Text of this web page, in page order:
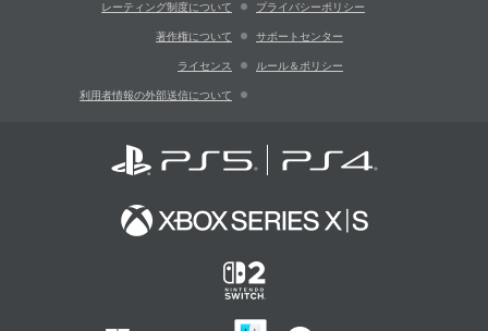
レーティング制度について プライバシーポリシー
著作権について サポートセンター
ライセンス ルール＆ポリシー
利用者情報の外部送信について